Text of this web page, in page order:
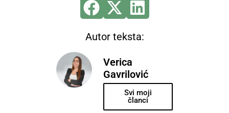
Verica
Gavrilović
Svi moji
članci
Autor teksta: